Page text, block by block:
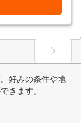
好みの条件や地
きます。